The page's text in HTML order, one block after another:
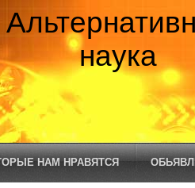
наука
НАМ НРАВЯТСЯ